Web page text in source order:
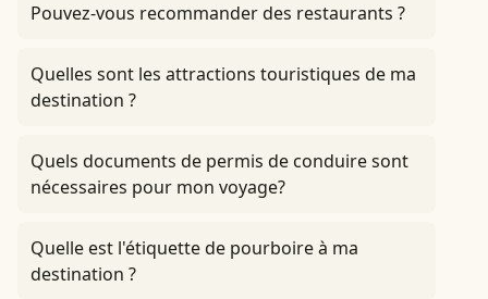
Pouvez-vous recommander des restaurants ?
Quelles sont les attractions touristiques de ma
destination ?
Quels documents de permis de conduire sont
nécessaires pour mon voyage?
Quelle est l'étiquette de pourboire à ma
destination ?